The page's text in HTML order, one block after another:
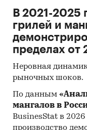
В 2021-2025
грилей и
пределах от
Неровная
рыночных шоков.
По данным
мангалов в
BusinesStat в 2026
производство